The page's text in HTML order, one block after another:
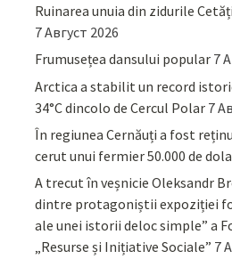
Ruinarea unuia din zidurile
7 Август 2026
Frumusețea dansului popular 7
Arctica a stabilit un record
34°C dincolo de Cercul Polar 7
În regiunea Cernăuți a fost
cerut unui fermier 50.000 de
A trecut în veșnicie Oleksandr
dintre protagoniștii expoziției
ale unei istorii deloc simple” a
„Resurse și Inițiative Sociale” 7